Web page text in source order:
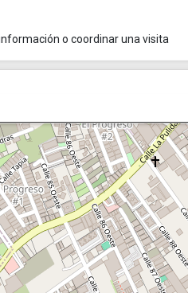
o coordinar una visita